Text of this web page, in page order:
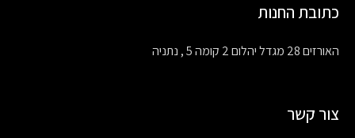
כתובת החנות
האורזים 28 מגדל יהלום 2 קומה 5 , נתניה
צור קשר